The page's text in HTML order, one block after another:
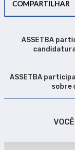
COMPARTILHAR
ASSETBA
ASSETBA
sobre